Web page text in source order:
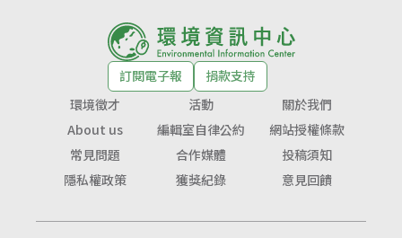
訂閱電子報
捐款支持
環境徵才
活動
關於我們
About us
編輯室自律公約
網站授權條款
常見問題
合作媒體
投稿須知
隱私權政策
獲獎紀錄 意見回饋